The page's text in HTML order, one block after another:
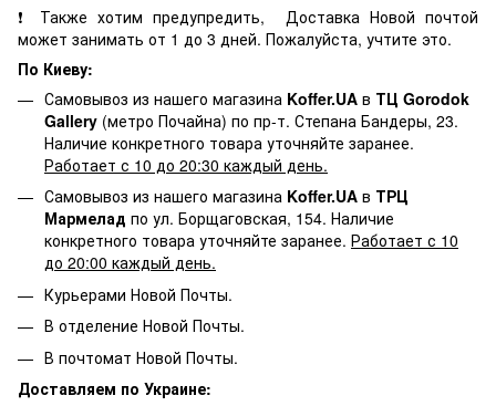
❗ Также хотим предупредить, Доставка Новой почтой
может занимать от 1 до 3 дней. Пожалуйста, учтите это.
По Киеву:
Самовывоз из нашего магазина Koffer.UA в ТЦ Gorodok
Gallery (метро Почайна) по пр-т. Степана Бандеры, 23.
Наличие конкретного товара уточняйте заранее.
Работает с 10 до 20:30 каждый день.
Самовывоз из нашего магазина Koffer.UA в ТРЦ
Мармелад по ул. Борщаговская, 154. Наличие
конкретного товара уточняйте заранее. Работает с 10
до 20:00 каждый день.
Курьерами Новой Почты.
В отделение Новой Почты.
В почтомат Новой Почты.
Доставляем по Украине: